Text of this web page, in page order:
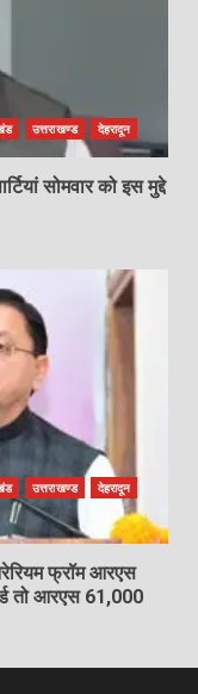
उत्तराखण्ड देहरादून
सोमवार को इस मुद्दे
उत्तराखण्ड
देहरादून
फ्रॉम आरएस
तो आरएस 61,000